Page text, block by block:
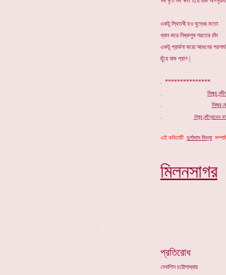
একটু স্থিতধী হও বুদ্ধের মতো
ধ্যান করে নিষ্কলুষ শরতের চাঁদ
একটু প্রার্থনা করো আগুনের
ছুঁয়ে যাক প্রাণ |
. ***************
. সিঙ্গুর
. সিঙ্গুর
.
সিঙ্গুর
এই কবিতাটি দুর্গাদাস মিদ্যা
মিলনসাগর
প্রতিরোধ
দেবাশিস চট্টোপাধ্যায়